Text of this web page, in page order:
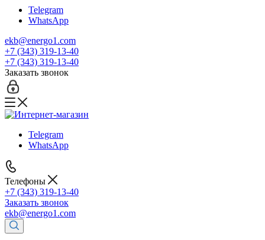
Telegram
WhatsApp
ekb@energo1.com
+7 (343) 319-13-40
+7 (343) 319-13-40
Заказать звонок
Telegram
WhatsApp
Телефоны
+7 (343) 319-13-40
Заказать звонок
ekb@energo1.com